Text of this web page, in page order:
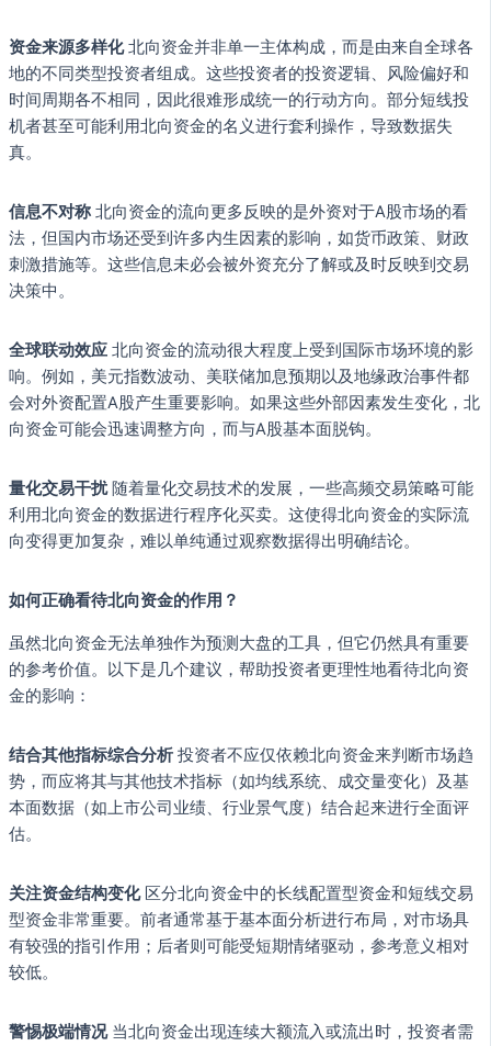
资金来源多样化北向资金并非单一主体构成，而是由来自全球各
地的不同类型投资者组成。这些投资者的投资逻辑、风险偏好和
时间周期各不相同，因此很难形成统一的行动方向。部分短线投
机者甚至可能利用北向资金的名义进行套利操作，导致数据失
真。
信息不对称 北向资金的流向更多反映的是外资对于A股市场的看
法，但国内市场还受到许多内生因素的影响，如货币政策、财政
刺激措施等。这些信息未必会被外资充分了解或及时反映到交易
决策中。
全球联动效应 北向资金的流动很大程度上受到国际市场环境的影
响。例如，美元指数波动、美联储加息预期以及地缘政治事件都
会对外资配置A股产生重要影响。如果这些外部因素发生变化，北
向资金可能会迅速调整方向，而与A股基本面脱钩。
量化交易干扰随着量化交易技术的发展，一些高频交易策略可能
利用北向资金的数据进行程序化买卖。这使得北向资金的实际流
向变得更加复杂，难以单纯通过观察数据得出明确结论。
如何正确看待北向资金的作用？
虽然北向资金无法单独作为预测大盘的工具，但它仍然具有重要
的参考价值。以下是几个建议，帮助投资者更理性地看待北向资
金的影响：
结合其他指标综合分析 投资者不应仅依赖北向资金来判断市场趋
势，而应将其与其他技术指标（如均线系统、成交量变化）及基
本面数据（如上市公司业绩、行业景气度）结合起来进行全面评
估。
关注资金结构变化区分北向资金中的长线配置型资金和短线交易
型资金非常重要。前者通常基于基本面分析进行布局，对市场具
有较强的指引作用；后者则可能受短期情绪驱动，参考意义相对
较低。
警惕极端情况当北向资金出现连续大额流入或流出时，投资者需